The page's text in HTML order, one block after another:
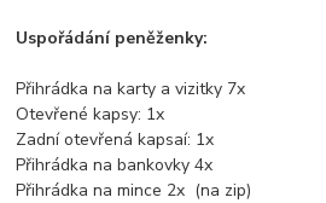
Uspořádání peněženky:
Přihrádka na karty a vizitky 7x
Otevřené kapsy: 1x
Zadní otevřená kapsaí: 1x
Přihrádka na bankovky 4x
Přihrádka na mince 2x (na zip)